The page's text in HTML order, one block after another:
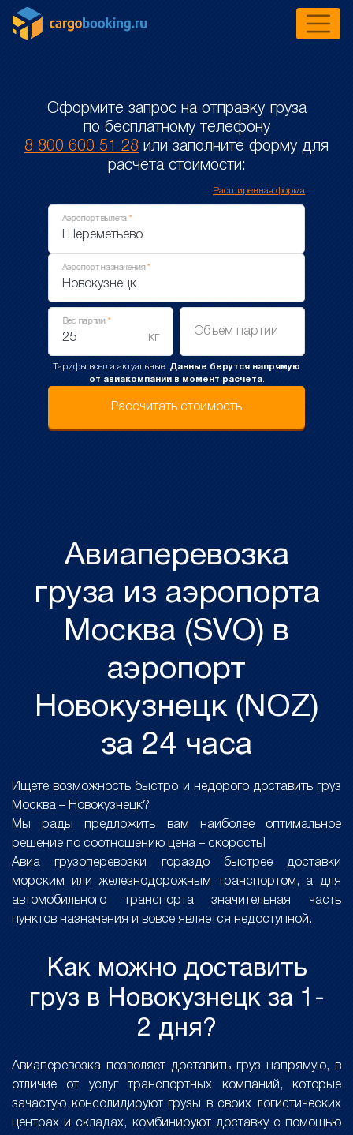
Оформите запрос на отправку груза
по бесплатному телефону
8 800 600 51 28 или заполните форму для
расчета стоимости:
Расширенная форма
Аэропорт вылета
Аэропорт назначения
Вес партии
кг
Объем партии
Тарифы всегда актуальные. Данные берутся напрямую
от авиакомпании в момент расчета.
Рассчитать стоимость
Авиаперевозка
груза из аэропорта
Москва (SVO) в
аэропорт
Новокузнецк (NOZ)
за 24 часа
Ищете возможность быстро и недорого доставить груз
Москва – Новокузнецк?
Мы рады предложить вам наиболее оптимальное
решение по соотношению цена – скорость!
Авиа грузоперевозки гораздо быстрее доставки
морским или железнодорожным транспортом, а для
автомобильного транспорта значительная часть
пунктов назначения и вовсе является недоступной.
Как можно доставить
груз в Новокузнецк за 1-
2 дня?
Авиаперевозка позволяет доставить груз напрямую, в
отличие от услуг транспортных компаний, которые
зачастую консолидируют грузы в своих логистических
центрах и складах, комбинируют доставку с помощью